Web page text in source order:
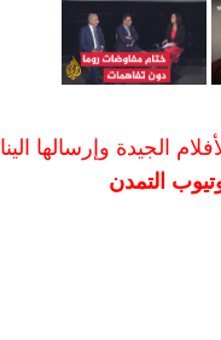
الجيدة وإرسالها الينا
التمدن